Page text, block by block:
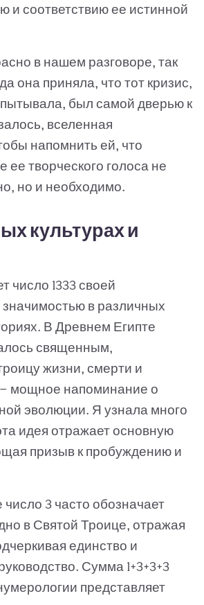
и соответствию ее истинной
в нашем разговоре, так
она приняла, что тот кризис,
был самой дверью к
вселенная
напомнить ей, что
ее творческого голоса не
но и необходимо.
культурах и
число 1333 своей
в различных
В Древнем Египте
священным,
жизни, смерти и
мощное напоминание о
эволюции. Я узнала много
идея отражает основную
призыв к пробуждению и
число 3 часто обозначает
в Святой Троице, отражая
единство и
Сумма 1+3+3+3
представляет